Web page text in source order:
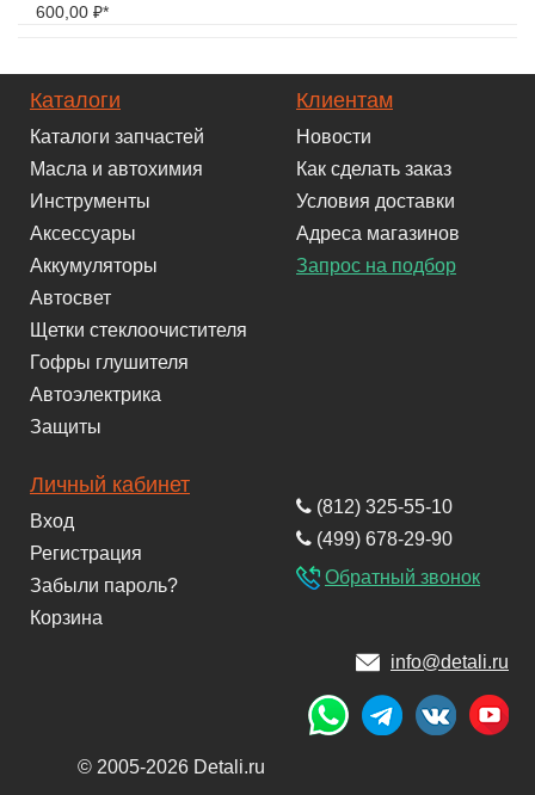
600,00 ₽*
Каталоги
Каталоги запчастей
Масла и автохимия
Инструменты
Аксессуары
Аккумуляторы
Автосвет
Щетки стеклоочистителя
Гофры глушителя
Автоэлектрика
Защиты
Клиентам
Новости
Как сделать заказ
Условия доставки
Адреса магазинов
Запрос на подбор
Личный кабинет
Вход
Регистрация
Забыли пароль?
Корзина
(812) 325-55-10
(499) 678-29-90
Обратный звонок
info@detali.ru
© 2005-2026 Detali.ru